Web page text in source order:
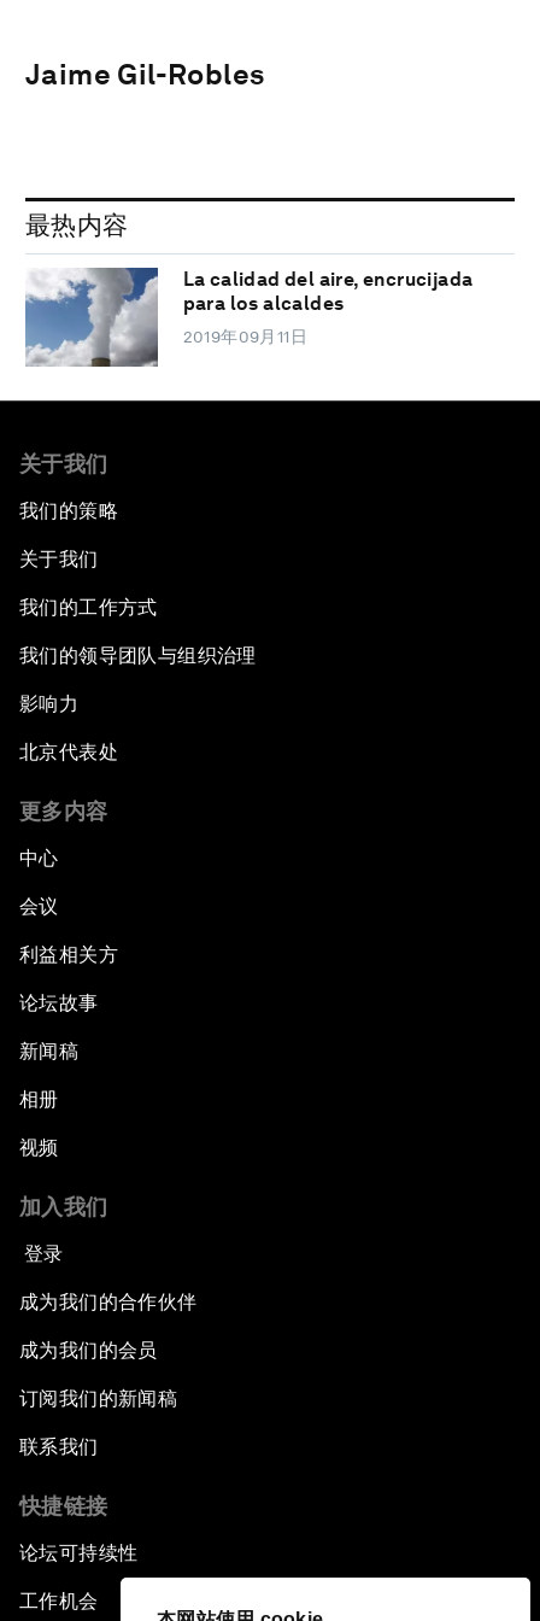
Jaime Gil-Robles
最热内容
La calidad del aire, encrucijada
para los alcaldes
2019年09月11日
关于我们
我们的策略
关于我们
我们的工作方式
我们的领导团队与组织治理
影响力
北京代表处
更多内容
中心
会议
利益相关方
论坛故事
新闻稿
相册
视频
加入我们
登录
成为我们的合作伙伴
成为我们的会员
订阅我们的新闻稿
联系我们
快捷链接
论坛可持续性
工作机会